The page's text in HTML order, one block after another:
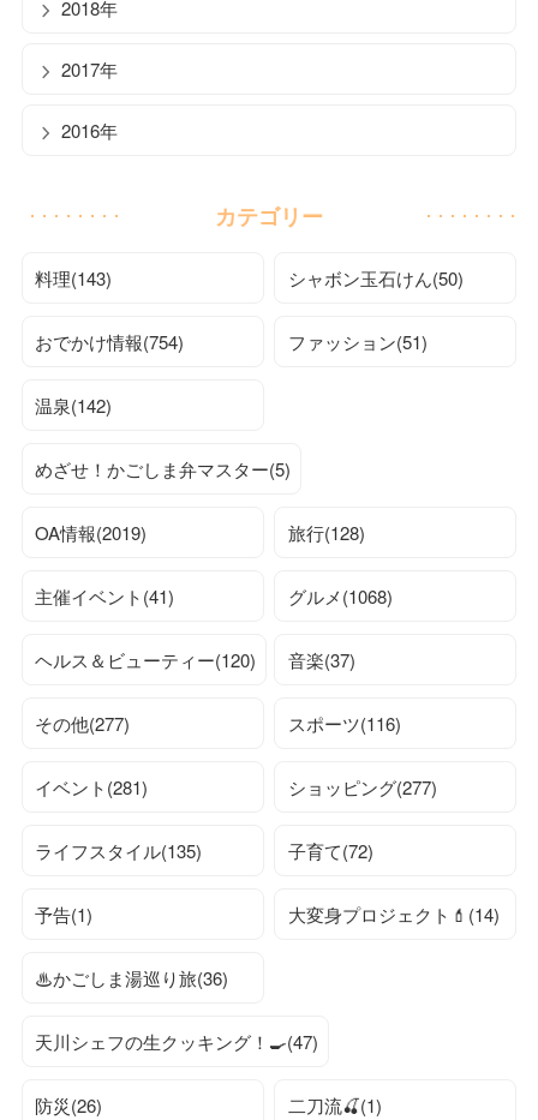
2018年
2017年
2016年
カテゴリー
料理(143) シャボン玉石けん(50)
おでかけ情報(754) ファッション(51)
温泉(142)
めざせ！かごしま弁マスター(5)
OA情報(2019) 旅行(128)
主催イベント(41) グルメ(1068)
ヘルス＆ビューティー(120) 音楽(37)
その他(277) スポーツ(116)
イベント(281) ショッピング(277)
ライフスタイル(135) 子育て(72)
予告(1) 大変身プロジェクト💄(14)
♨かごしま湯巡り旅(36)
天川シェフの生クッキング！🍳(47)
防災(26) 二刀流🍒(1)